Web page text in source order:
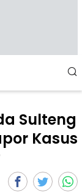
Sulteng
Kasus